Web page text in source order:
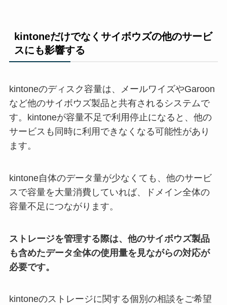
kintoneだけでなくサイボウズの他のサービ
スにも影響する
kintoneのディスク容量は、メールワイズやGaroon
など他のサイボウズ製品と共有されるシステムで
す。kintoneが容量不足で利用停止になると、他の
サービスも同時に利用できなくなる可能性があり
ます。
kintone自体のデータ量が少なくても、他のサービ
スで容量を大量消費していれば、ドメイン全体の
容量不足につながります。
ストレージを管理する際は、他のサイボウズ製品
も含めたデータ全体の使用量を見ながらの対応が
必要です。
kintoneのストレージに関する個別の相談をご希望